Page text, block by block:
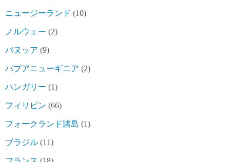
ニュージーランド (10)
ノルウェー (2)
バヌッア (9)
パプアニューギニア (2)
ハンガリー (1)
フィリピン (66)
フォークランド諸島 (1)
ブラジル (11)